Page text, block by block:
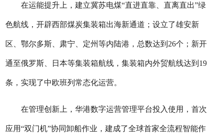
在运能提升上，建立冀苏电煤“直进直靠、直离直出”绿
色航线，开辟西部煤炭集装箱出海新通道；设立了雄安新
区、鄂尔多斯、肃宁、定州等内陆港，总数达到26个；新开
通至俄罗斯、日本等集装箱航线，集装箱内外贸航线达到19
条，实现了中欧班列常态化运营。
在管理创新上，华港数字运营管理平台投入使用，首次
应用“双门机”协同卸船作业，建成了全球首家全流程智能作